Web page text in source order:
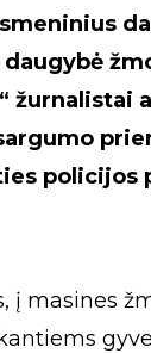
žurnalistai
policijos
į masines